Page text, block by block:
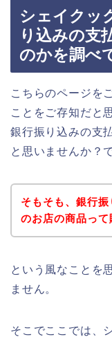
シェイクッ
り込みの支
のかを調べ
こちらのページを
ことをご存知だと
銀行振り込みの支
と思いませんか？
そもそも、銀行
のお店の商品って
という風なことを
ません。
そこでここでは、